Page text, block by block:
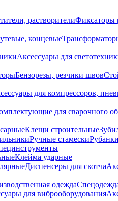
растворителиФиксаторы
концевые
Аксессуары для
Бензорезы, резчики швов
для компрессоров,
для сварочного
Клещи строительные
Ручные стамески
Клейма ударные
Диспенсеры для скотча
одежда
для виброоборудования